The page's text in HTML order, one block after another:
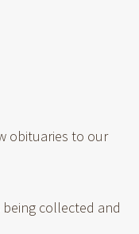
obituaries to our
collected and